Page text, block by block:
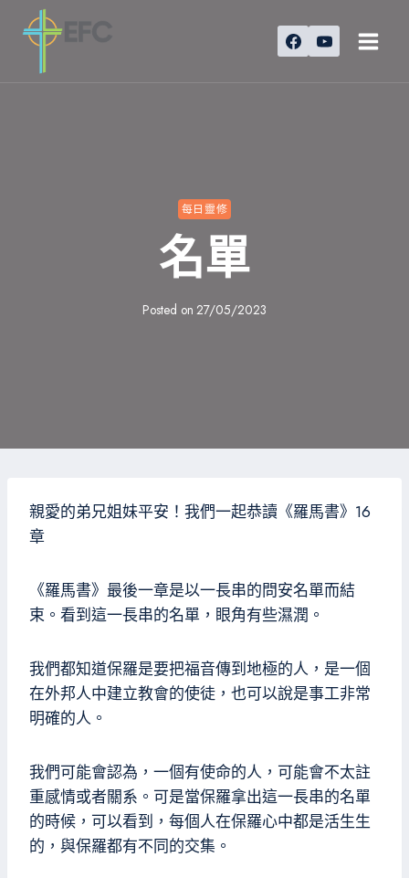
每日靈修
名單
Posted on 27/05/2023
親愛的弟兄姐妹平安！我們一起恭讀《羅馬書》16
章
《羅馬書》最後一章是以一長串的問安名單而結
束。看到這一長串的名單，眼角有些濕潤。
我們都知道保羅是要把福音傳到地極的人，是一個
在外邦人中建立教會的使徒，也可以說是事工非常
明確的人。
我們可能會認為，一個有使命的人，可能會不太註
重感情或者關系。可是當保羅拿出這一長串的名單
的時候，可以看到，每個人在保羅心中都是活生生
的，與保羅都有不同的交集。